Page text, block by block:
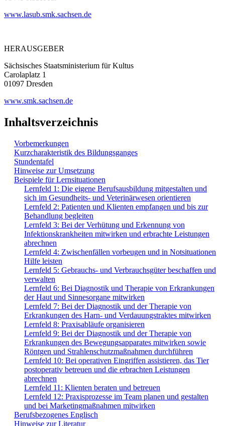
www.lasub.smk.sachsen.de
HERAUSGEBER
Sächsisches Staatsministerium für Kultus
Carolaplatz 1
01097 Dresden
www.smk.sachsen.de
Inhaltsverzeichnis
Vorbemerkungen
Kurzcharakteristik des Bildungsganges
Stundentafel
Hinweise zur Umsetzung
Beispiele für Lernsituationen
Lernfeld 1: Die eigene Berufsausbildung mitgestalten und
sich im Gesundheits- und Veterinärwesen orientieren
Lernfeld 2: Patienten und Klienten empfangen und bis zur
Behandlung begleiten
Lernfeld 3: Bei der Verhütung und Erkennung von
Infektionskrankheiten mitwirken und erbrachte Leistungen
abrechnen
Lernfeld 4: Zwischenfällen vorbeugen und in Notsituationen
Hilfe leisten
Lernfeld 5: Gebrauchs- und Verbrauchsgüter beschaffen und
verwalten
Lernfeld 6: Bei Diagnostik und Therapie von Erkrankungen
der Haut und Sinnesorgane mitwirken
Lernfeld 7: Bei der Diagnostik und der Therapie von
Erkrankungen des Harn- und Verdauungstraktes mitwirken
Lernfeld 8: Praxisabläufe organisieren
Lernfeld 9: Bei der Diagnostik und der Therapie von
Erkrankungen des Bewegungsapparates mitwirken sowie
Röntgen und Strahlenschutzmaßnahmen durchführen
Lernfeld 10: Bei operativen Eingriffen assistieren, das Tier
postoperativ betreuen und die erbrachten Leistungen
abrechnen
Lernfeld 11: Klienten beraten und betreuen
Lernfeld 12: Praxisprozesse im Team planen und gestalten
und bei Marketingmaßnahmen mitwirken
Berufsbezogenes Englisch
Hinweise zur Literatur